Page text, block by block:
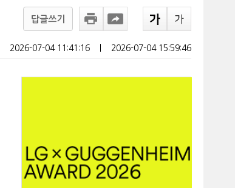
답글쓰기
2026-07-04 11:41:16 2026-07-04 15:59:46